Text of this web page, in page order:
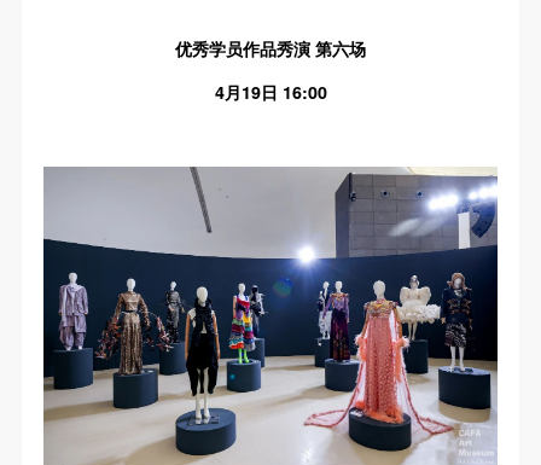
优秀学员作品秀演 第六场
4月19日 16:00